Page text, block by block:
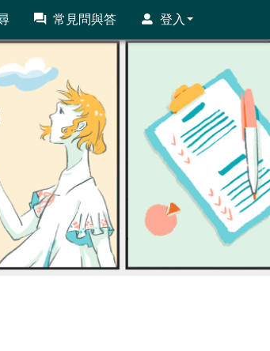
常見問與答 登入